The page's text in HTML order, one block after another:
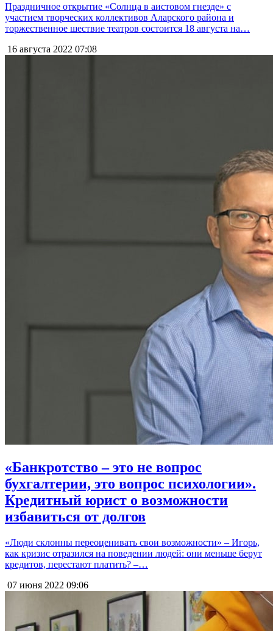
Праздничное открытие «Солнца в аистовом гнезде» с
участием творческих коллективов Аларского района и
торжественное шествие театров состоится 18 августа на…
16 августа 2022 07:08
«Банкротство – это не вопрос
бухгалтерии, это вопрос психологии».
Кредитный юрист о возможности
избавиться от долгов
«Люди склонны переоценивать свои возможности» – Игорь,
как кризис отразился на поведении людей: они меньше берут
кредитов, перестают платить? –…
07 июня 2022 09:06